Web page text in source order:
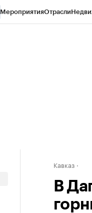
МероприятияОтрасли
Кавказ
В